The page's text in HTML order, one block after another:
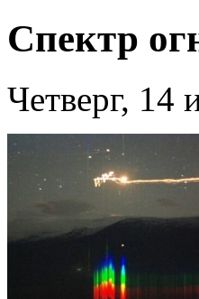
Спектр
Четверг, 14